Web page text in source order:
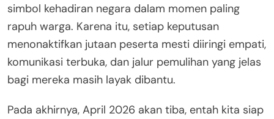
simbol kehadiran negara dalam momen paling
rapuh warga. Karena itu, setiap keputusan
menonaktifkan jutaan peserta mesti diiringi empati,
komunikasi terbuka, dan jalur pemulihan yang jelas
bagi mereka masih layak dibantu.
Pada akhirnya, April 2026 akan tiba, entah kita siap